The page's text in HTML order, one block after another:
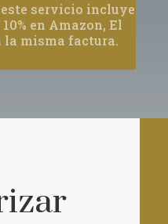
servicio incluye
en Amazon, El
la misma factura.